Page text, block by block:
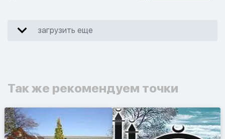
загрузить еще
Так же рекомендуем точки